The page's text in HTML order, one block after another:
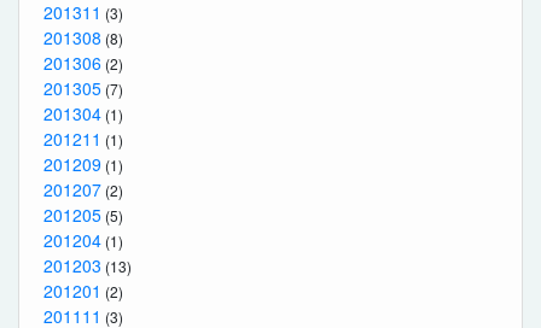
201311 (3)
201308 (8)
201306 (2)
201305 (7)
201304 (1)
201211 (1)
201209 (1)
201207 (2)
201205 (5)
201204 (1)
201203 (13)
201201 (2)
201111 (3)